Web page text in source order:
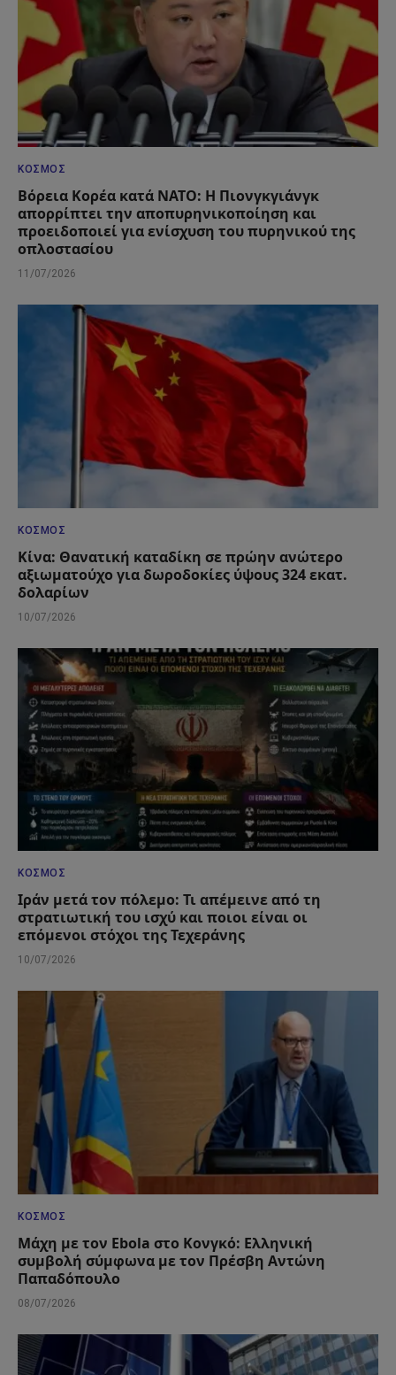
ΚΌΣΜΟΣ
Βόρεια Κορέα κατά ΝΑΤΟ: Η Πιονγκγιάνγκ
απορρίπτει την αποπυρηνικοποίηση και
προειδοποιεί για ενίσχυση του πυρηνικού της
οπλοστασίου
11/07/2026
ΚΌΣΜΟΣ
Κίνα: Θανατική καταδίκη σε πρώην ανώτερο
αξιωματούχο για δωροδοκίες ύψους 324 εκατ.
δολαρίων
10/07/2026
ΚΌΣΜΟΣ
Ιράν μετά τον πόλεμο: Τι απέμεινε από τη
στρατιωτική του ισχύ και ποιοι είναι οι
επόμενοι στόχοι της Τεχεράνης
10/07/2026
ΚΌΣΜΟΣ
Μάχη με τον Ebola στο Κονγκό: Ελληνική
συμβολή σύμφωνα με τον Πρέσβη Αντώνη
Παπαδόπουλο
08/07/2026